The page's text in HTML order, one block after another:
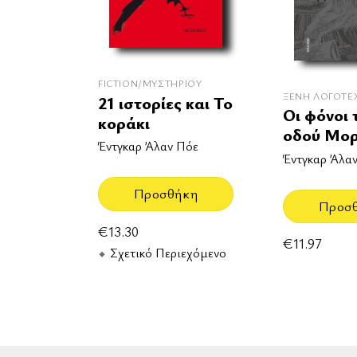
FICTION/ΜΥΣΤΗΡΊΟΥ
21 ιστορίες και Το
κοράκι
Έντγκαρ Άλαν Πόε
Προσθήκη
€13.30
Σχετικό Περιεχόμενο
ΞΈΝΗ
Οι φόνοι
οδού
Έντγκαρ
€11.97